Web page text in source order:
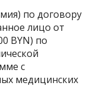
по договору
лицо от
BYN) по
с
медицинских